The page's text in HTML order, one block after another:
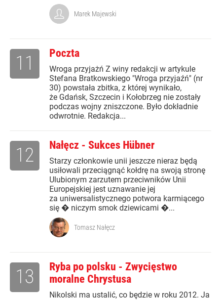
Marek Majewski
Poczta
Wroga przyjażń Z winy redakcji w artykule
Stefana Bratkowskiego "Wroga przyjaźń" (nr
30) powstała zbitka, z której wynikało,
że Gdańsk, Szczecin i Kołobrzeg nie zostały
podczas wojny zniszczone. Było dokładnie
odwrotnie. Redakcja...
11
Nałęcz - Sukces Hübner
Starzy członkowie unii jeszcze nieraz będą
usiłowali przeciągnąć kołdrę na swoją stronę
Ulubionym zarzutem przeciwników Unii
Europejskiej jest uznawanie jej
za uniwersalistycznego potwora karmiącego
się � niczym smok dziewicami �...
12
Tomasz Nałęcz
Ryba po polsku - Zwycięstwo
moralne Chrystusa
Nikolski ma ustalić, co będzie w roku 2012. Ja
13